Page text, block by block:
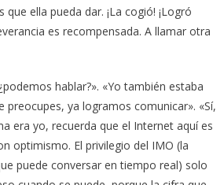
ella pueda dar. ¡La cogió! ¡Logró
es recompensada. A llamar otra
hablar?». «Yo también estaba
preocupes, ya logramos comunicar». «Sí,
era yo, recuerda que el Internet aquí es
optimismo. El privilegio del IMO (la
puede conversar en tiempo real) solo